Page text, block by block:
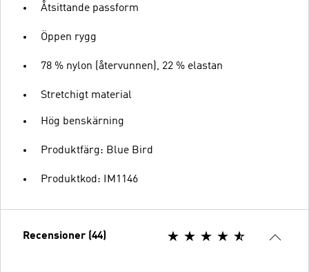
Åtsittande passform
Öppen rygg
78 % nylon (återvunnen), 22 % elastan
Stretchigt material
Hög benskärning
Produktfärg: Blue Bird
Produktkod: IM1146
Recensioner (44)